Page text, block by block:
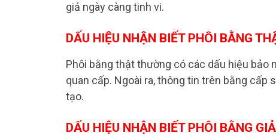
giả ngày càng tinh vi.
DẤU HIỆU NHẬN BIẾT PHÔI BẰNG
Phôi bằng thật thường có các dấu hiệu bảo
quan cấp. Ngoài ra, thông tin trên bằng cấp
tạo.
DẤU HIỆU NHẬN BIẾT PHÔI BẰNG GIẢ